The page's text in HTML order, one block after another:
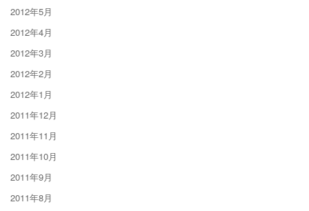
2012年5月
2012年4月
2012年3月
2012年2月
2012年1月
2011年12月
2011年11月
2011年10月
2011年9月
2011年8月